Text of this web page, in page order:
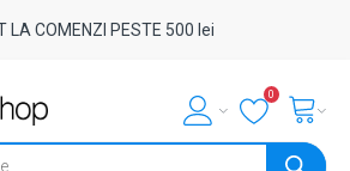
LA COMENZI PESTE 500 lei
0